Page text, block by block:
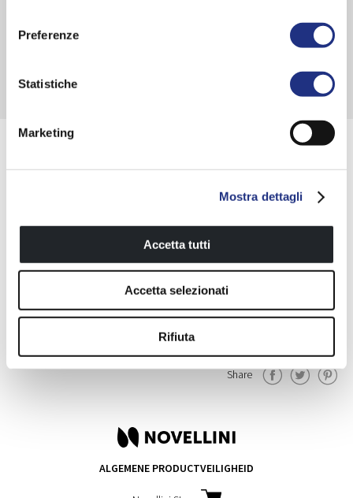
Preferenze
Statistiche
Marketing
Mostra dettagli
Accetta tutti
Accetta selezionati
Rifiuta
hydromassage
Totale ontspanning van lichaam en geest. Daarnaast vele
gunstige effecten op de gezondheid
ONTDEK MEER
Share
ALGEMENE PRODUCTVEILIGHEID